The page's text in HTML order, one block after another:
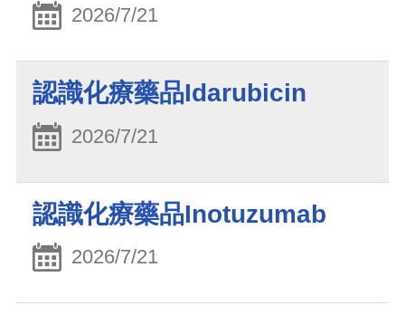
2026/7/21
認識化療藥品Idarubicin
2026/7/21
認識化療藥品Inotuzumab
2026/7/21